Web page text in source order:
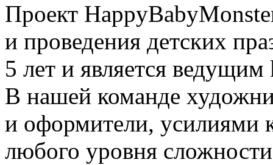
Проект
и проведения детских
5 лет и является
В нашей команде
и оформители, усилиями
любого уровня